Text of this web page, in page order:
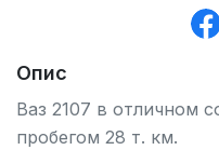
Опис
Ваз 2107 в отличном
пробегом 28 т. км.